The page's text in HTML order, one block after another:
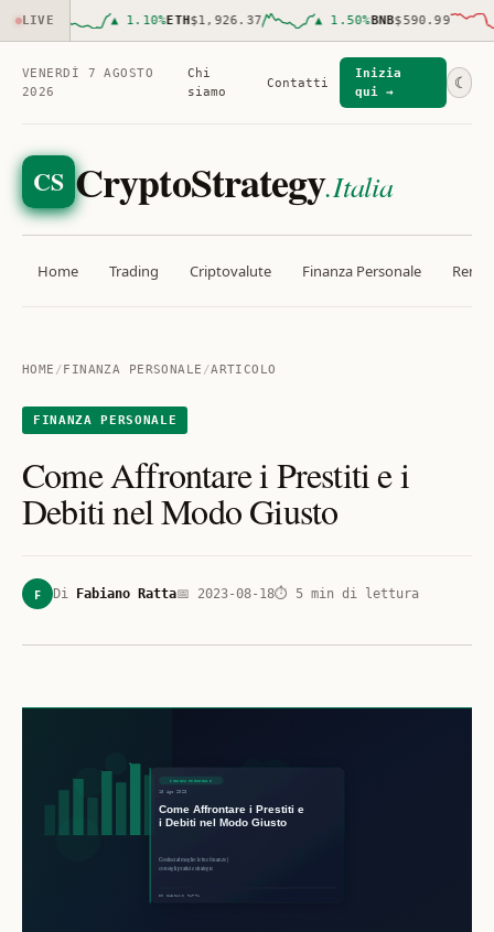
LIVE ▲ 1.10%ETH$1,926.37 ▲ 1.50%BNB$590.99
VENERDÌ 7 AGOSTO
2026
Chi
siamo
Contatti
Inizia
qui →
☾
CS CryptoStrategy.Italia
Home Trading Criptovalute Finanza Personale
HOME /FINANZA PERSONALE /ARTICOLO
FINANZA PERSONALE
Come Affrontare i Prestiti e i
Debiti nel Modo Giusto
F Di Fabiano Ratta📅 2023-08-18⏱ 5 min di lettura